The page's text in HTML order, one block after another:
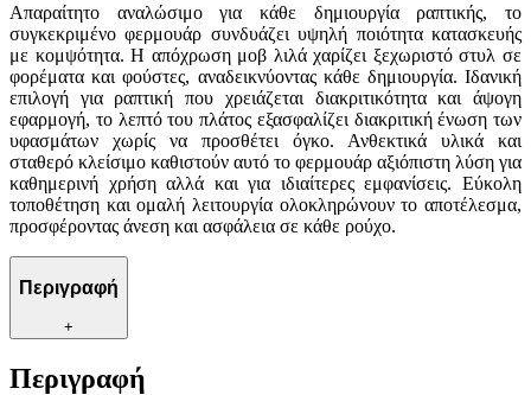
Απαραίτητο αναλώσιμο για κάθε δημιουργία ραπτικής, το
συγκεκριμένο φερμουάρ συνδυάζει υψηλή ποιότητα κατασκευής
με κομψότητα. Η απόχρωση μοβ λιλά χαρίζει ξεχωριστό στυλ σε
φορέματα και φούστες, αναδεικνύοντας κάθε δημιουργία. Ιδανική
επιλογή για ραπτική που χρειάζεται διακριτικότητα και άψογη
εφαρμογή, το λεπτό του πλάτος εξασφαλίζει διακριτική ένωση των
υφασμάτων χωρίς να προσθέτει όγκο. Ανθεκτικά υλικά και
σταθερό κλείσιμο καθιστούν αυτό το φερμουάρ αξιόπιστη λύση για
καθημερινή χρήση αλλά και για ιδιαίτερες εμφανίσεις. Εύκολη
τοποθέτηση και ομαλή λειτουργία ολοκληρώνουν το αποτέλεσμα,
προσφέροντας άνεση και ασφάλεια σε κάθε ρούχο.
Περιγραφή
+
Περιγραφή